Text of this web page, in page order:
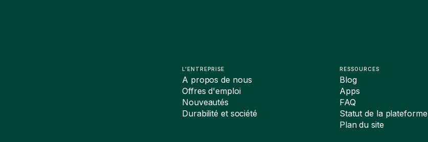
L'ENTREPRISE
A propos de nous
Offres d'emploi
Nouveautés
Durabilité et société
RESSOURCES
Blog
Apps
FAQ
Statut de la plateforme
Plan du site